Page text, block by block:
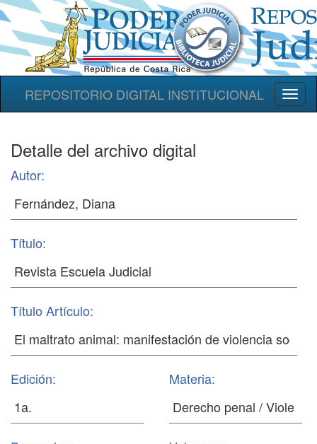
REPOSITORIO DIGITAL INSTITUCIONAL
Detalle del archivo digital
Autor:
Título:
Título Artículo:
Edición: Materia: